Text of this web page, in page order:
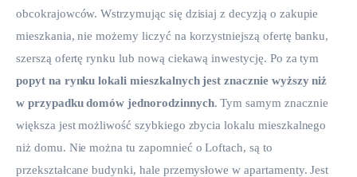
obcokrajowców. Wstrzymując się dzisiaj z decyzją o zakupie
mieszkania, nie możemy liczyć na korzystniejszą ofertę banku,
szerszą ofertę rynku lub nową ciekawą inwestycję. Po za tym
popyt na rynku lokali mieszkalnych jest znacznie wyższy niż
w przypadku domów jednorodzinnych. Tym samym znacznie
większa jest możliwość szybkiego zbycia lokalu mieszkalnego
niż domu. Nie można tu zapomnieć o Loftach, są to
przekształcane budynki, hale przemysłowe w apartamenty. Jest